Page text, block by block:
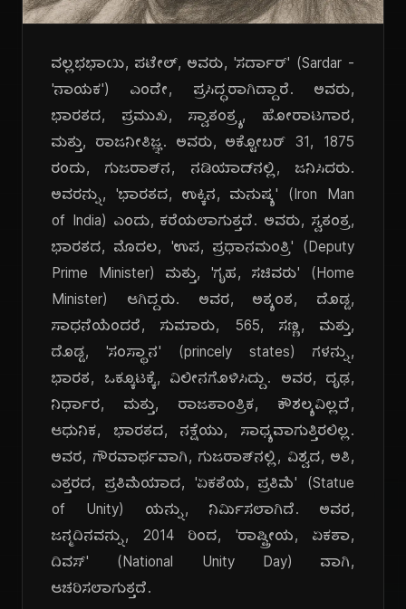
ವಲ್ಲಭಭಾಯಿ, ಪಟೇಲ್, ಅವರು, 'ಸರ್ದಾರ್' (Sardar -
'ನಾಯಕ') ಎಂದೇ, ಪ್ರಸಿದ್ಧರಾಗಿದ್ದಾರೆ. ಅವರು,
ಭಾರತದ, ಪ್ರಮುಖ, ಸ್ವಾತಂತ್ರ್ಯ, ಹೋರಾಟಗಾರ,
ಮತ್ತು, ರಾಜನೀತಿಜ್ಞ. ಅವರು, ಅಕ್ಟೋಬರ್ 31, 1875
ರಂದು, ಗುಜರಾತ್‌ನ, ನಡಿಯಾದ್‌ನಲ್ಲಿ, ಜನಿಸಿದರು.
ಅವರನ್ನು, 'ಭಾರತದ, ಉಕ್ಕಿನ, ಮನುಷ್ಯ' (Iron Man
of India) ಎಂದು, ಕರೆಯಲಾಗುತ್ತದೆ. ಅವರು, ಸ್ವತಂತ್ರ,
ಭಾರತದ, ಮೊದಲ, 'ಉಪ, ಪ್ರಧಾನಮಂತ್ರಿ' (Deputy
Prime Minister) ಮತ್ತು, 'ಗೃಹ, ಸಚಿವರು' (Home
Minister) ಆಗಿದ್ದರು. ಅವರ, ಅತ್ಯಂತ, ದೊಡ್ಡ,
ಸಾಧನೆಯೆಂದರೆ, ಸುಮಾರು, 565, ಸಣ್ಣ, ಮತ್ತು,
ದೊಡ್ಡ, 'ಸಂಸ್ಥಾನ' (princely states) ಗಳನ್ನು,
ಭಾರತ, ಒಕ್ಕೂಟಕ್ಕೆ, ವಿಲೀನಗೊಳಿಸಿದ್ದು. ಅವರ, ದೃಢ,
ನಿರ್ಧಾರ, ಮತ್ತು, ರಾಜತಾಂತ್ರಿಕ, ಕೌಶಲ್ಯವಿಲ್ಲದೆ,
ಆಧುನಿಕ, ಭಾರತದ, ನಕ್ಷೆಯು, ಸಾಧ್ಯವಾಗುತ್ತಿರಲಿಲ್ಲ.
ಅವರ, ಗೌರವಾರ್ಥವಾಗಿ, ಗುಜರಾತ್‌ನಲ್ಲಿ, ವಿಶ್ವದ, ಅತಿ,
ಎತ್ತರದ, ಪ್ರತಿಮೆಯಾದ, 'ಏಕತೆಯ, ಪ್ರತಿಮೆ' (Statue
of Unity) ಯನ್ನು, ನಿರ್ಮಿಸಲಾಗಿದೆ. ಅವರ,
ಜನ್ಮದಿನವನ್ನು, 2014 ರಿಂದ, 'ರಾಷ್ಟ್ರೀಯ, ಏಕತಾ,
ದಿವಸ್' (National Unity Day) ವಾಗಿ,
ಆಚರಿಸಲಾಗುತ್ತದೆ.